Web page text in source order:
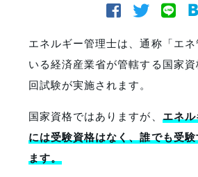
エネルギー管理士は、通称「エ
いる経済産業省が管轄する国家資
回試験が実施されます。
国家資格ではありますが、 エネ
には受験資格はなく、誰でも受
ます。